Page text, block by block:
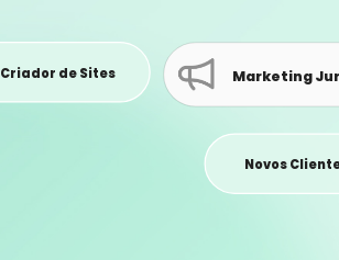
Marketing
Criador de Sites
Novos